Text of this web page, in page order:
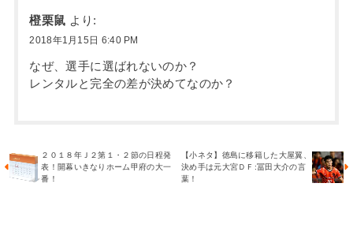
橙栗鼠 より:
2018年1月15日 6:40 PM
なぜ、選手に選ばれないのか？
レンタルと完全の差が決めてなのか？
２０１８年Ｊ２第１・２節の日程発
表！開幕いきなりホーム甲府の大一
番！
【小ネタ】徳島に移籍した大屋翼、
決め手は元大宮ＤＦ:冨田大介の言
葉！